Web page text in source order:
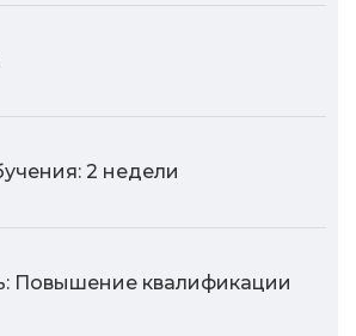
2 недели
Повышение квалификации